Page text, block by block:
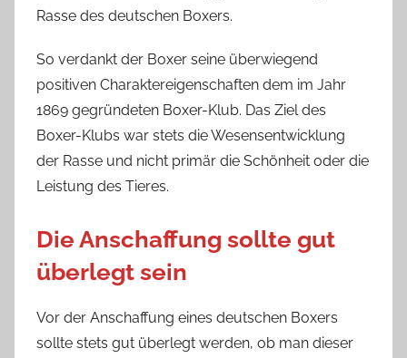
Rasse des deutschen Boxers.
So verdankt der Boxer seine überwiegend
positiven Charaktereigenschaften dem im Jahr
1869 gegründeten Boxer-Klub. Das Ziel des
Boxer-Klubs war stets die Wesensentwicklung
der Rasse und nicht primär die Schönheit oder die
Leistung des Tieres.
Die Anschaffung sollte gut
überlegt sein
Vor der Anschaffung eines deutschen Boxers
sollte stets gut überlegt werden, ob man dieser